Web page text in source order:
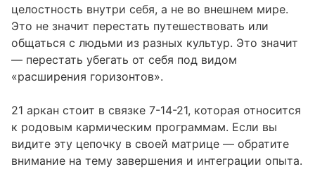
целостность внутри себя, а не во внешнем мире.
Это не значит перестать путешествовать или
общаться с людьми из разных культур. Это значит
— перестать убегать от себя под видом
«расширения горизонтов».
21 аркан стоит в связке 7-14-21, которая относится
к родовым кармическим программам. Если вы
видите эту цепочку в своей матрице — обратите
внимание на тему завершения и интеграции опыта.